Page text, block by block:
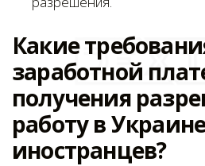
Какие
заработной
получения
работу в
иностранцев?